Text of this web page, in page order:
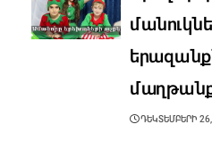
ԴԵԿՏԵՄԲԵՐԻ 26,